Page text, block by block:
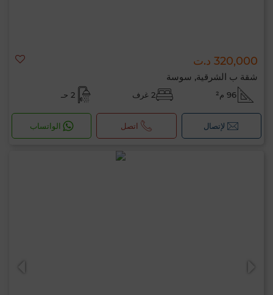
320,000 د.ت
شقة ب الشرقية, سوسة
96 م² 2 غرف 2 حـ
لإتصال اتصل الواتساب